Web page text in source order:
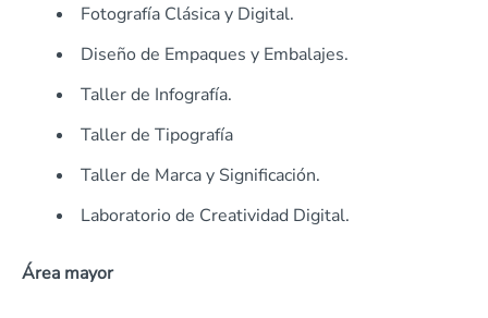
Fotografía Clásica y Digital.
Diseño de Empaques y Embalajes.
Taller de Infografía.
Taller de Tipografía
Taller de Marca y Significación.
Laboratorio de Creatividad Digital.
Área mayor